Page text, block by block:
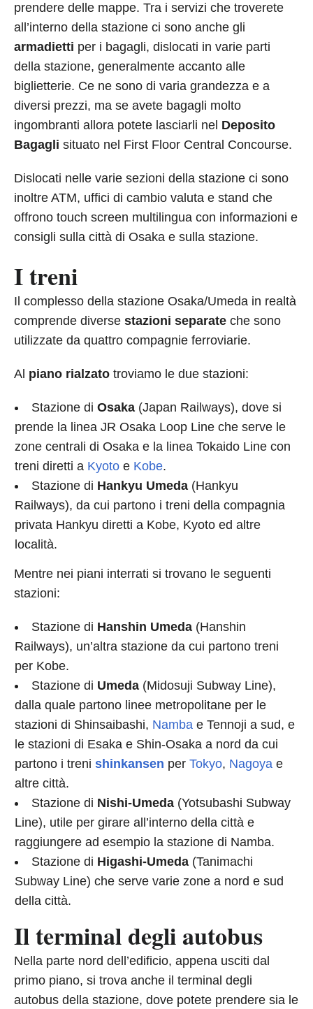
prendere delle mappe. Tra i servizi che troverete
all’interno della stazione ci sono anche gli
armadietti per i bagagli, dislocati in varie parti
della stazione, generalmente accanto alle
biglietterie. Ce ne sono di varia grandezza e a
diversi prezzi, ma se avete bagagli molto
ingombranti allora potete lasciarli nel Deposito
Bagagli situato nel First Floor Central Concourse.
Dislocati nelle varie sezioni della stazione ci sono
inoltre ATM, uffici di cambio valuta e stand che
offrono touch screen multilingua con informazioni e
consigli sulla città di Osaka e sulla stazione.
I treni
Il complesso della stazione Osaka/Umeda in realtà
comprende diverse stazioni separate che sono
utilizzate da quattro compagnie ferroviarie.
Al piano rialzato troviamo le due stazioni:
Stazione di Osaka (Japan Railways), dove si
prende la linea JR Osaka Loop Line che serve le
zone centrali di Osaka e la linea Tokaido Line con
treni diretti a Kyoto e Kobe.
Stazione di Hankyu Umeda (Hankyu
Railways), da cui partono i treni della compagnia
privata Hankyu diretti a Kobe, Kyoto ed altre
località.
Mentre nei piani interrati si trovano le seguenti
stazioni:
Stazione di Hanshin Umeda (Hanshin
Railways), un’altra stazione da cui partono treni
per Kobe.
Stazione di Umeda (Midosuji Subway Line),
dalla quale partono linee metropolitane per le
stazioni di Shinsaibashi, Namba e Tennoji a sud, e
le stazioni di Esaka e Shin-Osaka a nord da cui
partono i treni shinkansen per Tokyo, Nagoya e
altre città.
Stazione di Nishi-Umeda (Yotsubashi Subway
Line), utile per girare all’interno della città e
raggiungere ad esempio la stazione di Namba.
Stazione di Higashi-Umeda (Tanimachi
Subway Line) che serve varie zone a nord e sud
della città.
Il terminal degli autobus
Nella parte nord dell’edificio, appena usciti dal
primo piano, si trova anche il terminal degli
autobus della stazione, dove potete prendere sia le